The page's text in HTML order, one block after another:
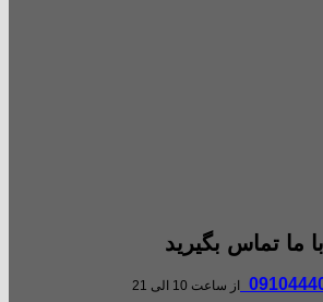
با ما تماس بگیرید
از ساعت 10 الی 21